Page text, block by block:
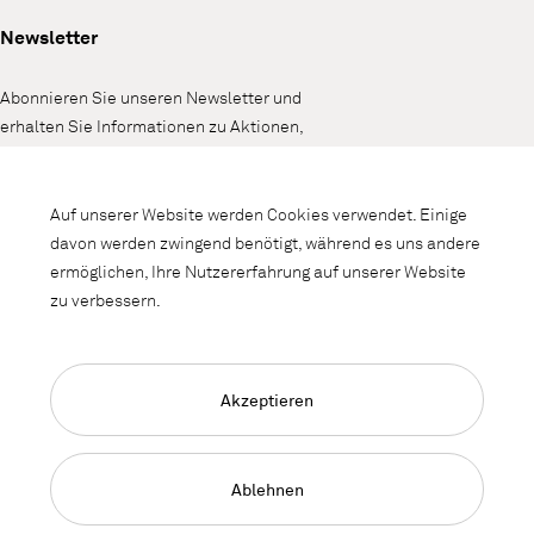
Newsletter
Abonnieren Sie unseren Newsletter und
erhalten Sie Informationen zu Aktionen,
Language Navigation
Deutsch
Impressum AGB
Auf unserer Website werden Cookies verwendet. Einige
davon werden zwingend benötigt, während es uns andere
ermöglichen, Ihre Nutzererfahrung auf unserer Website
zu verbessern.
Ablehnen
Akzeptieren